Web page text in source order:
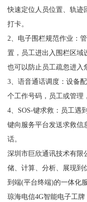
快速定位人员位置、轨迹
打卡。
2、电子围栏规范作业：
置，员工进出入围栏区域
也可以防止员工疏忽进入
3、语音通话调度：设备
个工作号码，员工或管理
4、SOS-键求救：员工遇
键向服务平台发送求救信
话。
深圳市巨欣通讯技术有限
储、计算、分析、展现到
到端(平台终端)的一体化
琼海电信4G智能电子工牌